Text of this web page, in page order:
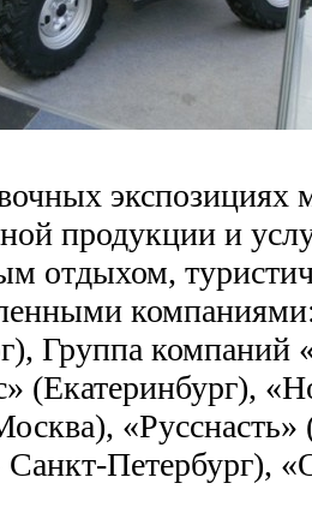
продукции и
отдыхом,
Группа
(Екатеринбург),
Санкт-Петербург),